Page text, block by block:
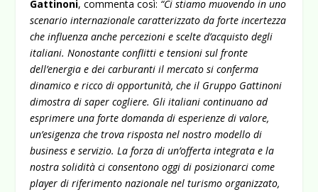
Gattinoni, commenta così: “Ci stiamo muovendo in uno
scenario internazionale caratterizzato da forte incertezza
che influenza anche percezioni e scelte d’acquisto degli
italiani. Nonostante conflitti e tensioni sul fronte
dell’energia e dei carburanti il mercato si conferma
dinamico e ricco di opportunità, che il Gruppo Gattinoni
dimostra di saper cogliere. Gli italiani continuano ad
esprimere una forte domanda di esperienze di valore,
un’esigenza che trova risposta nel nostro modello di
business e servizio. La forza di un’offerta integrata e la
nostra solidità ci consentono oggi di posizionarci come
player di riferimento nazionale nel turismo organizzato,